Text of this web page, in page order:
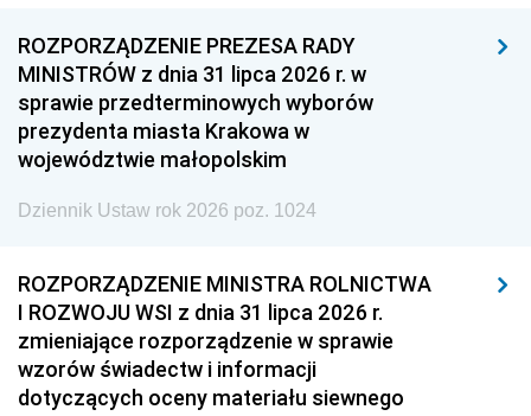
ROZPORZĄDZENIE PREZESA RADY
MINISTRÓW z dnia 31 lipca 2026 r. w
sprawie przedterminowych wyborów
prezydenta miasta Krakowa w
województwie małopolskim
Dziennik Ustaw rok 2026 poz. 1024
ROZPORZĄDZENIE MINISTRA ROLNICTWA
I ROZWOJU WSI z dnia 31 lipca 2026 r.
zmieniające rozporządzenie w sprawie
wzorów świadectw i informacji
dotyczących oceny materiału siewnego